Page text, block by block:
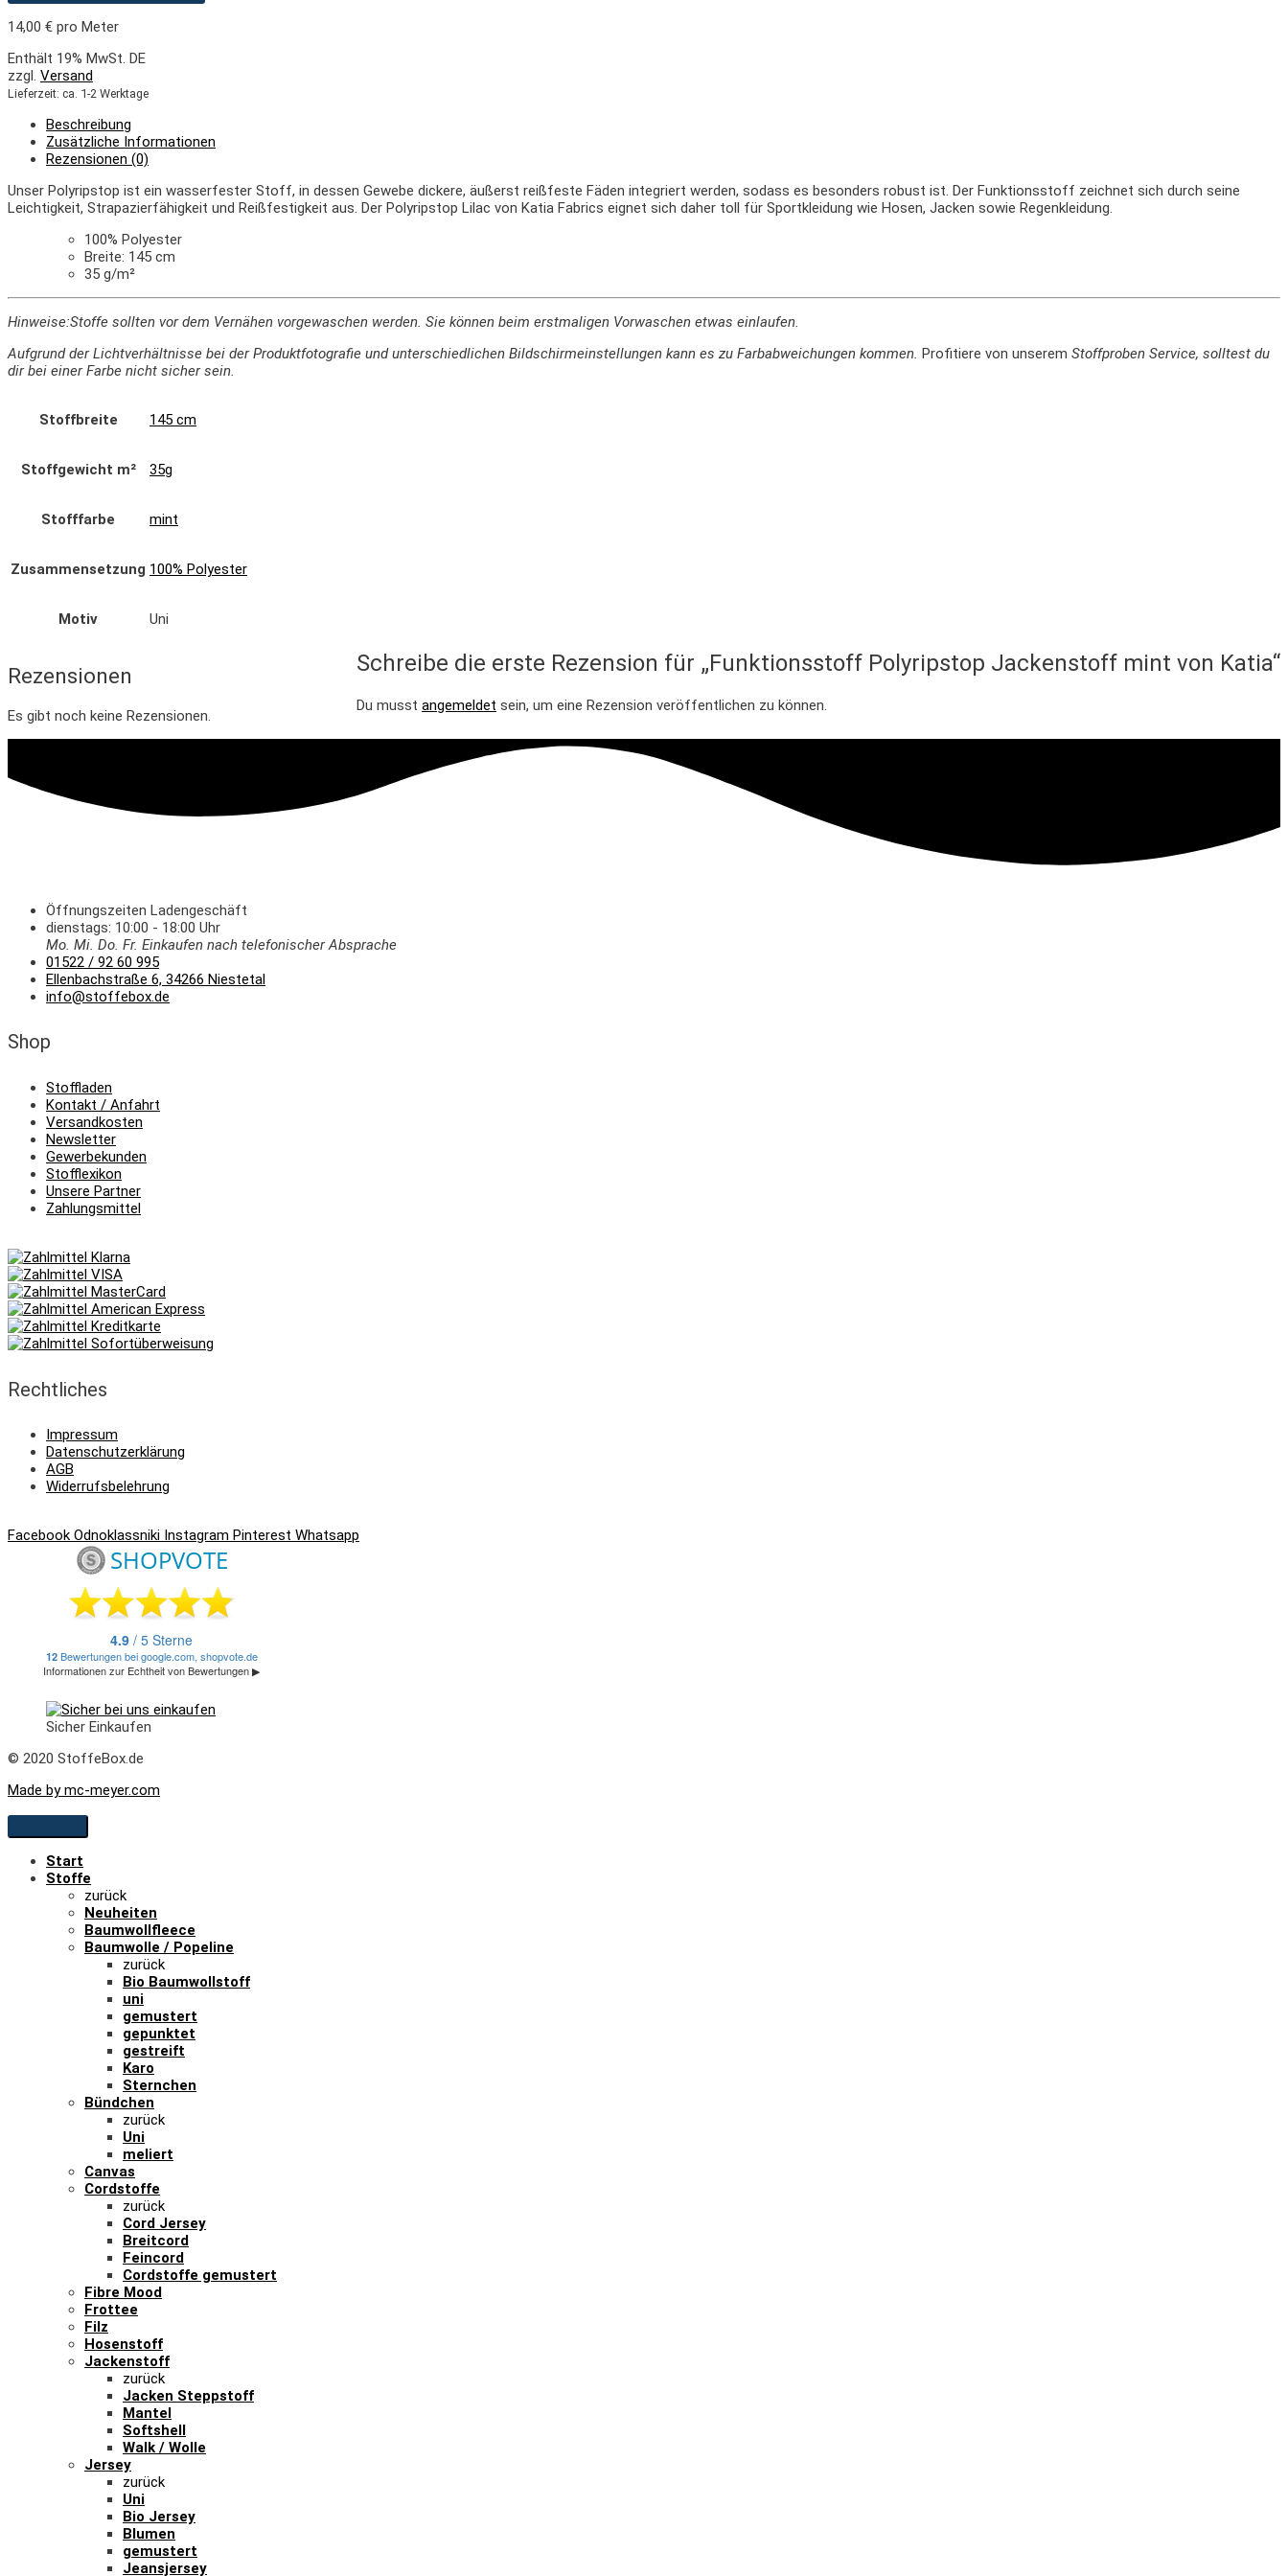
14,00 € pro Meter
Enthält 19% MwSt. DE
zzgl. Versand
Lieferzeit: ca. 1-2 Werktage
Beschreibung
Zusätzliche Informationen
Rezensionen (0)
Unser Polyripstop ist ein wasserfester Stoff, in dessen Gewebe dickere, äußerst reißfeste Fäden integriert werden, sodass es besonders robust ist. Der Funktionsstoff zeichnet sich durch seine
Leichtigkeit, Strapazierfähigkeit und Reißfestigkeit aus. Der Polyripstop Lilac von Katia Fabrics eignet sich daher toll für Sportkleidung wie Hosen, Jacken sowie Regenkleidung.
100% Polyester
Breite: 145 cm
35 g/m²
Hinweise:Stoffe sollten vor dem Vernähen vorgewaschen werden. Sie können beim erstmaligen Vorwaschen etwas einlaufen.
Aufgrund der Lichtverhältnisse bei der Produktfotografie und unterschiedlichen Bildschirmeinstellungen kann es zu Farbabweichungen kommen. Profitiere von unserem Stoffproben Service, solltest du
dir bei einer Farbe nicht sicher sein.
Stoffbreite 145 cm
Stoffgewicht m² 35g
Stofffarbe mint
Zusammensetzung 100% Polyester
Motiv Uni
Rezensionen
Es gibt noch keine Rezensionen.
Schreibe die erste Rezension für „Funktionsstoff Polyripstop Jackenstoff mint von Katia“
Du musst angemeldet sein, um eine Rezension veröffentlichen zu können.
Öffnungszeiten Ladengeschäft
dienstags: 10:00 - 18:00 Uhr
Mo. Mi. Do. Fr. Einkaufen nach telefonischer Absprache
01522 / 92 60 995
Ellenbachstraße 6, 34266 Niestetal
info@stoffebox.de
Shop
Stoffladen
Kontakt / Anfahrt
Versandkosten
Newsletter
Gewerbekunden
Stofflexikon
Unsere Partner
Zahlungsmittel
Rechtliches
Impressum
Datenschutzerklärung
AGB
Widerrufsbelehrung
Facebook Odnoklassniki Instagram Pinterest Whatsapp
Sicher Einkaufen
© 2020 StoffeBox.de
Made by mc-meyer.com
Start
Stoffe
zurück
Neuheiten
Baumwollfleece
Baumwolle / Popeline
zurück
Bio Baumwollstoff
uni
gemustert
gepunktet
gestreift
Karo
Sternchen
Bündchen
zurück
Uni
meliert
Canvas
Cordstoffe
zurück
Cord Jersey
Breitcord
Feincord
Cordstoffe gemustert
Fibre Mood
Frottee
Filz
Hosenstoff
Jackenstoff
zurück
Jacken Steppstoff
Mantel
Softshell
Walk / Wolle
Jersey
zurück
Uni
Bio Jersey
Blumen
gemustert
Jeansjersey